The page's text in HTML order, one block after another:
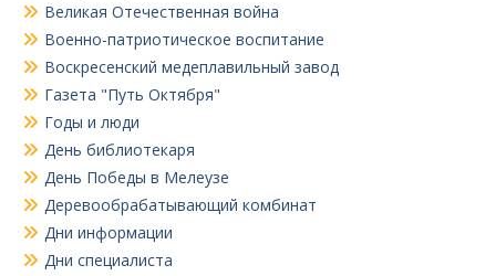
Великая Отечественная война
Военно-патриотическое воспитание
Воскресенский медеплавильный завод
Газета "Путь Октября"
Годы и люди
День библиотекаря
День Победы в Мелеузе
Деревообрабатывающий комбинат
Дни информации
Дни специалиста